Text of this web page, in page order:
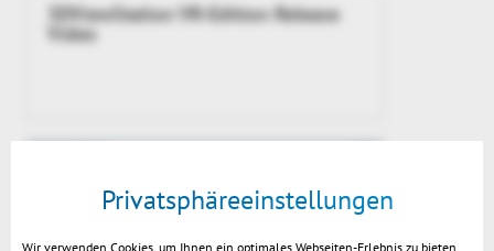
3DViewStation VR-Edition Release
Video
Privatsphäreeinstellungen
Wir verwenden Cookies, um Ihnen ein optimales Webseiten-Erlebnis zu bieten.